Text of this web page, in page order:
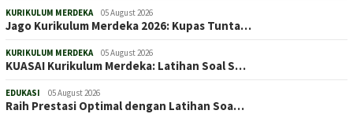
KURIKULUM MERDEKA 05 August 2026
Jago Kurikulum Merdeka 2026: Kupas Tunta…
KURIKULUM MERDEKA 05 August 2026
KUASAI Kurikulum Merdeka: Latihan Soal S…
EDUKASI 05 August 2026
Raih Prestasi Optimal dengan Latihan Soa…